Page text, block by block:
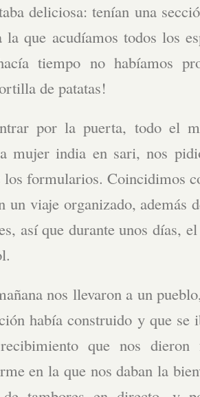
deliciosa: tenían una
la que acudíamos todos los
tiempo no habíamos
de patatas!
por la puerta, todo el
mujer india en sari, nos
formularios. Coincidimos
un viaje organizado, además
así que durante unos días,
nos llevaron a un
había construido y que se
que nos dieron
en la que nos daban la